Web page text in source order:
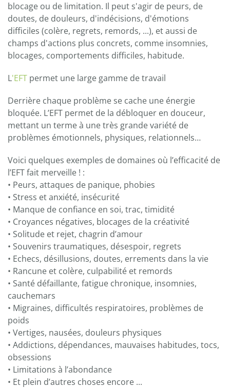
blocage ou de limitation. Il peut s'agir de peurs, de
doutes, de douleurs, d'indécisions, d'émotions
difficiles (colère, regrets, remords, ...), et aussi de
champs d'actions plus concrets, comme insomnies,
blocages, comportements difficiles, habitude.
L'EFT permet une large gamme de travail
Derrière chaque problème se cache une énergie
bloquée. L’EFT permet de la débloquer en douceur,
mettant un terme à une très grande variété de
problèmes émotionnels, physiques, relationnels…
Voici quelques exemples de domaines où l’efficacité de
l’EFT fait merveille ! :
• Peurs, attaques de panique, phobies
• Stress et anxiété, insécurité
• Manque de confiance en soi, trac, timidité
• Croyances négatives, blocages de la créativité
• Solitude et rejet, chagrin d’amour
• Souvenirs traumatiques, désespoir, regrets
• Echecs, désillusions, doutes, errements dans la vie
• Rancune et colère, culpabilité et remords
• Santé défaillante, fatigue chronique, insomnies,
cauchemars
• Migraines, difficultés respiratoires, problèmes de
poids
• Vertiges, nausées, douleurs physiques
• Addictions, dépendances, mauvaises habitudes, tocs,
obsessions
• Limitations à l’abondance
• Et plein d’autres choses encore ...